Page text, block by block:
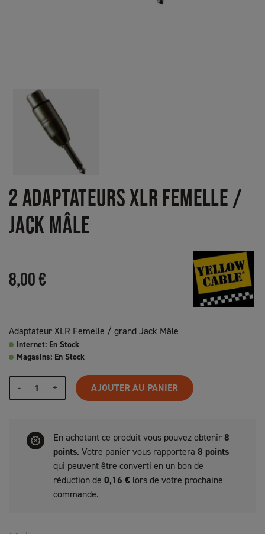
2 ADAPTATEURS XLR FEMELLE /
JACK MÂLE
8,00 €
Adaptateur XLR Femelle / grand Jack Mâle
Internet: En Stock
Magasins: En Stock
- + AJOUTER AU PANIER
En achetant ce produit vous pouvez obtenir8
points. Votre panier vous rapportera 8 points
qui peuvent être converti en un bon de
réduction de 0,16 €lors de votre prochaine
commande.